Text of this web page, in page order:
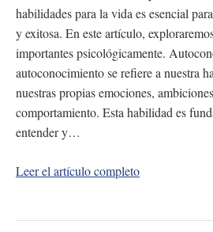
habilidades para la vida es esencial
y exitosa. En este artículo,
importantes psicológicamente.
autoconocimiento se refiere a nuestra
nuestras propias emociones,
comportamiento. Esta habilidad es
entender y…
Leer el artículo completo